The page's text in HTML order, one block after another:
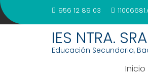
Saltar
al
956 12 89 03
IES NTRA.
Educación Secundaria,
Inicio